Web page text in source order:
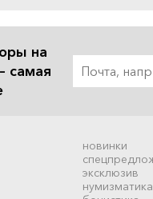
на
самая
новинки
эксклюзив
нумизматика